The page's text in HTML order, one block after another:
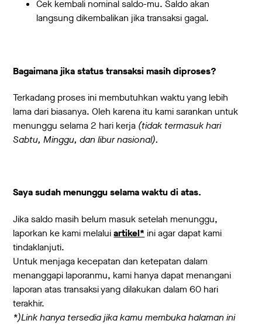
Cek kembali nominal saldo-mu. Saldo akan
langsung dikembalikan jika transaksi gagal.
Bagaimana jika status transaksi masih diproses?
Terkadang proses ini membutuhkan waktu yang lebih
lama dari biasanya. Oleh karena itu kami sarankan untuk
menunggu selama 2 hari kerja (tidak termasuk hari
Sabtu, Minggu, dan libur nasional).
Saya sudah menunggu selama waktu di atas.
Jika saldo masih belum masuk setelah menunggu,
laporkan ke kami melaluiartikel* ini agar dapat kami
tindaklanjuti.
Untuk menjaga kecepatan dan ketepatan dalam
menanggapi laporanmu, kami hanya dapat menangani
laporan atas transaksi yang dilakukan dalam 60 hari
terakhir.
*)Link hanya tersedia jika kamu membuka halaman ini